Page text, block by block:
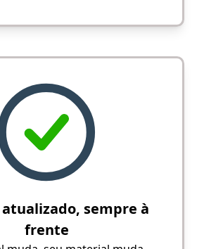
sempre à
frente